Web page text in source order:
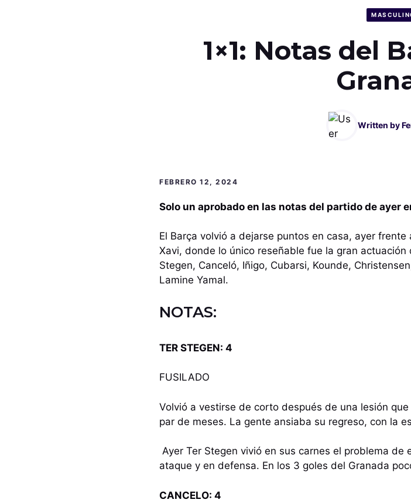
1×1: Notas del
Written by
FEBRERO 12, 2024
Solo un aprobado en las notas del partido de ayer
El Barça volvió a dejarse puntos en casa, ayer
Xavi, donde lo único reseñable fue la gran actuación
Stegen, Canceló, Iñigo, Cubarsi, Kounde,
Lamine Yamal.
NOTAS:
TER STEGEN: 4
FUSILADO
Volvió a vestirse de corto después de una lesión
par de meses. La gente ansiaba su regreso, con la
Ayer Ter Stegen vivió en sus carnes el problema
ataque y en defensa. En los 3 goles del Granada
CANCELO: 4